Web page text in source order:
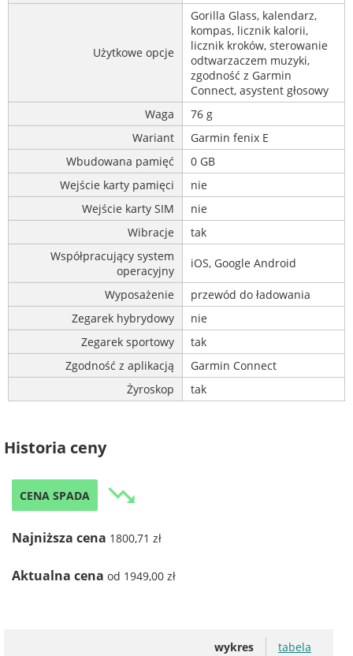
Użytkowe opcje
Gorilla Glass, kalendarz,
kompas, licznik kalorii,
licznik kroków, sterowanie
odtwarzaczem muzyki,
zgodność z Garmin
Connect, asystent głosowy
Waga
76 g
Wariant
Garmin fenix E
Wbudowana pamięć
0 GB
Wejście karty pamięci
nie
Wejście karty SIM
nie
Wibracje
tak
Współpracujący system
operacyjny
iOS, Google Android
Wyposażenie
przewód do ładowania
Zegarek hybrydowy
nie
Zegarek sportowy
tak
Zgodność z aplikacją
Garmin Connect
Żyroskop
tak
Historia ceny
CENA SPADA trending_down
Najniższa cena 1800,71 zł
Aktualna cena od 1949,00 zł
wykres tabela